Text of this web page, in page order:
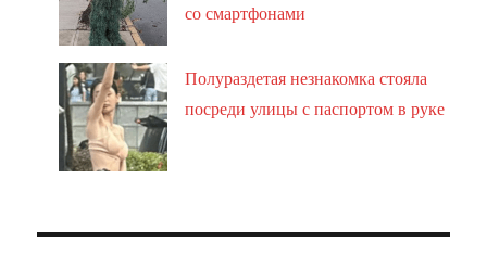
со смартфонами
Полураздетая незнакомка стояла
посреди улицы с паспортом в руке